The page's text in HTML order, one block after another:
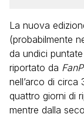
La nuova
(probabilmente
da undici
riportato da
nell’arco di circa
quattro giorni di
mentre dalla